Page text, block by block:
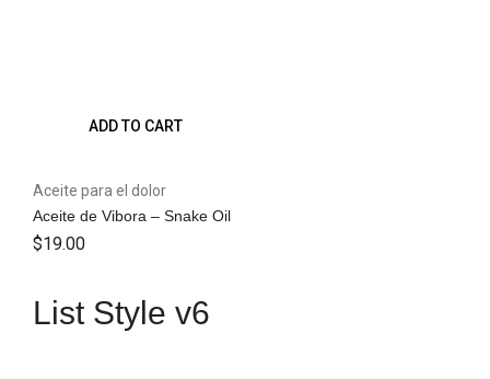
ADD TO CART
Aceite para el dolor
Aceite de Vibora – Snake Oil
$19.00
List Style v6